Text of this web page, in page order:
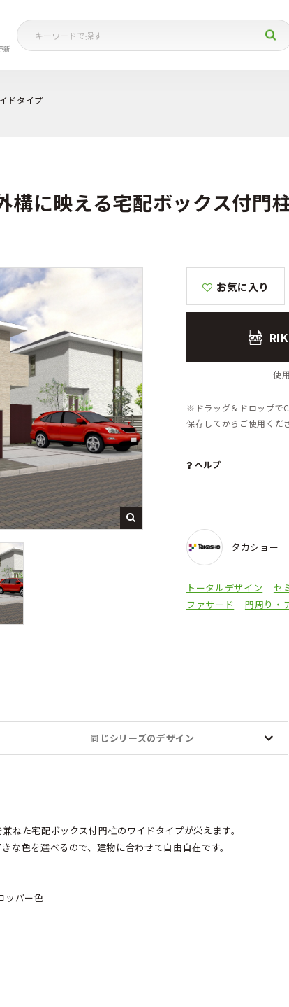
新
ドタイプ
構に映える宅配ボックス付門
お気に入り
使
※ドラッグ＆ドロップで
保存してからご使用くだ
ヘルプ
タカショー
トータルデザイン セ
ファサード
門周り・
同じシリーズのデザイン
ねた宅配ボックス付門柱のワイドタイプが栄えます。
な色を選べるので、建物に合わせて自由自在です。
ッパー色